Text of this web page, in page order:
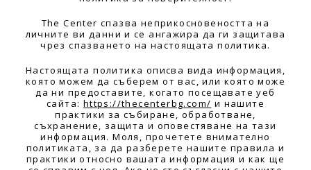
The Center спазва неприкосновеността на
личните ви данни и се ангажира да ги защитава
чрез спазването на настоящата политика.
Настоящата политика описва вида информация,
която можем да съберем от вас, или която може
да ни предоставите, когато посещавате уеб
сайта: https://thecenterbg.com/ и нашите
практики за събиране, обработване,
съхранение, защита и оповестяване на тази
информация. Моля, прочетете внимателно
политиката, за да разберете нашите правила и
практики относно вашата информация и как ще